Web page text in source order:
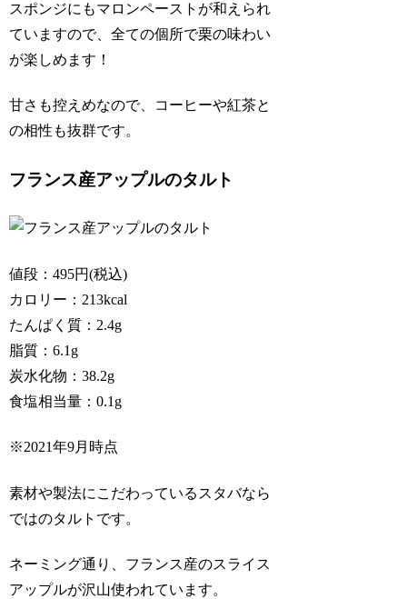
スポンジにもマロンペーストが和えられ
ていますので、全ての個所で栗の味わい
が楽しめます！
甘さも控えめなので、コーヒーや紅茶と
の相性も抜群です。
フランス産アップルのタルト
値段：495円(税込)
カロリー：213kcal
たんぱく質：2.4g
脂質：6.1g
炭水化物：38.2g
食塩相当量：0.1g
※2021年9月時点
素材や製法にこだわっているスタバなら
ではのタルトです。
ネーミング通り、フランス産のスライス
アップルが沢山使われています。